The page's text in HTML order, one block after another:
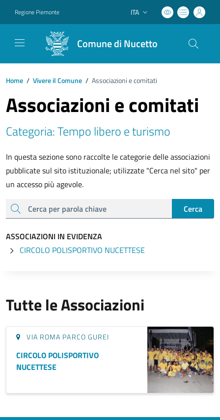
Regione Piemonte Lingua attiva:
ITA
Comune di Nucetto
Home / Vivere il Comune / Associazioni e comitati
Associazioni e comitati
Categoria: Tempo libero e turismo
In questa sezione sono raccolte le categorie delle associazioni
pubblicate sul sito istituzionale; utilizzate "Cerca nel sito" per
un accesso più agevole.
cerca
Cerca
ASSOCIAZIONI IN EVIDENZA
CIRCOLO POLISPORTIVO NUCETTESE
Tutte le Associazioni
VIA ROMA PARCO GUREI
CIRCOLO POLISPORTIVO
NUCETTESE